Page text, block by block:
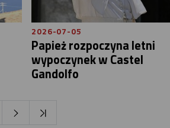
2026-07-05
Papież rozpoczyna letni
wypoczynek w Castel
Gandolfo